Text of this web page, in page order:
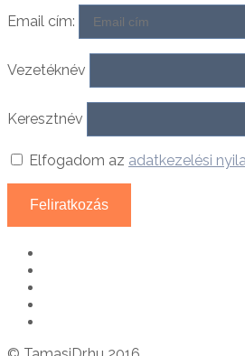
Email cím:
Vezetéknév
Keresztnév
Elfogadom az adatkezelési